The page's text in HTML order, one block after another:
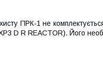
ПРК-1 не
D R REACTOR). Його